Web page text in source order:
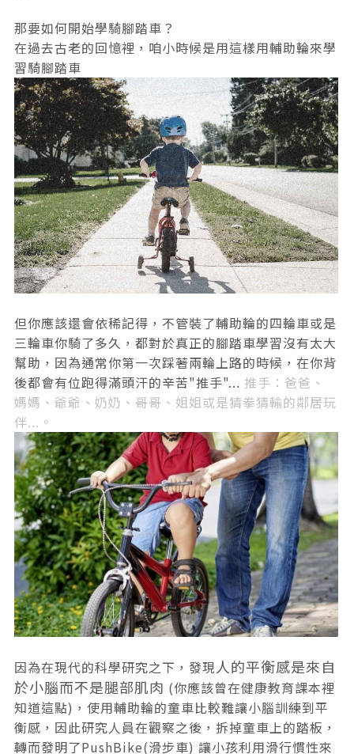
那要如何開始學騎腳踏車？
在過去古老的回憶裡，咱小時候是用這樣用輔助輪來學
習騎腳踏車
但你應該還會依稀記得， 不管裝了輔助輪的四輪車或是
三輪車你騎了多久，都對於真正的腳踏車學習沒有太大
幫助， 因為通常你第一次踩著兩輪上路的時候， 在你背
後都會有位跑得滿頭汗的辛苦"推手"... 推手：爸爸、
媽媽、爺爺、奶奶、哥哥、姐姐或是猜拳猜輸的鄰居玩
伴...。
因為在現代的科學研究之下，發現人的平衡感是來自
於小腦而不是腿部肌肉 (你應該曾在健康教育課本裡
知道這點)，使用輔助輪的童車比較難讓小腦訓練到平
衡感，因此研究人員在觀察之後，拆掉童車上的踏板，
轉而發明了PushBike(滑步車) 讓小孩利用滑行慣性來